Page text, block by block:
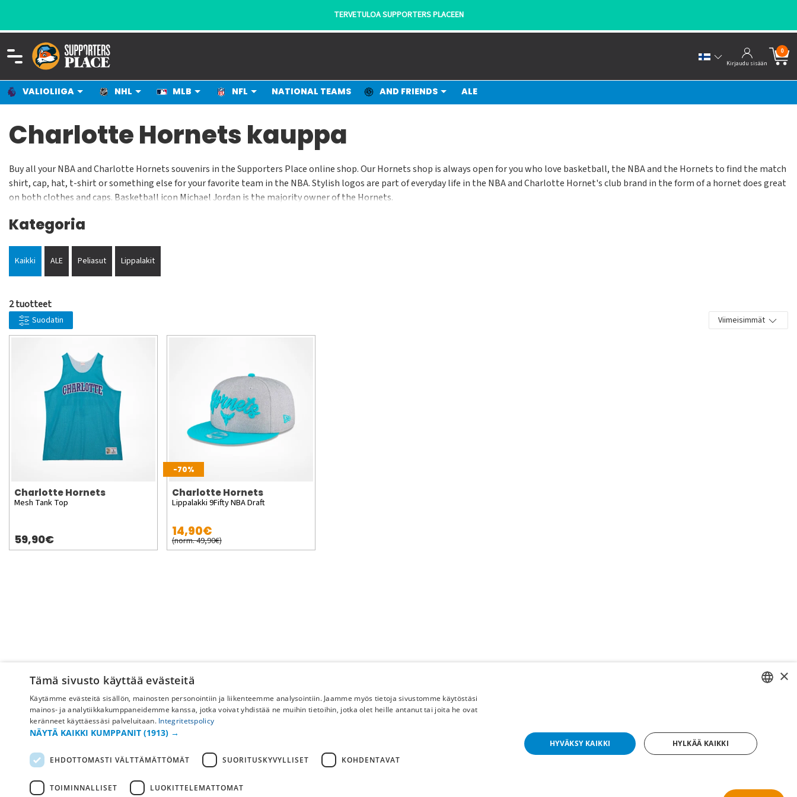
TERVETULOA SUPPORTERS PLACEEN
Kirjaudu sisään
0
VALIOLIIGA NHL MLB NFL NATIONAL TEAMS AND FRIENDS ALE
Charlotte Hornets kauppa
Buy all your NBA and Charlotte Hornets souvenirs in the Supporters Place online shop. Our Hornets shop is always open for you who love basketball, the NBA and the Hornets to find the match
shirt, cap, hat, t-shirt or something else for your favorite team in the NBA. Stylish logos are part of everyday life in the NBA and Charlotte Hornet's club brand in the form of a hornet does great
on both clothes and caps. Basketball icon Michael Jordan is the majority owner of the Hornets.
Kategoria
Kaikki ALE Peliasut Lippalakit
2 tuotteet
Suodatin Viimeisimmät
Charlotte Hornets
Mesh Tank Top
59,90€
-70%
Charlotte Hornets
Lippalakki 9Fifty NBA Draft
14,90€
(norm. 49,90€)
Pyydä apua
Ostoehdot
Palautus ja vaihto
Yritystiedot NO
×
Tämä sivusto käyttää evästeitä
Käytämme evästeitä sisällön, mainosten personointiin ja liikenteemme analysointiin. Jaamme myös tietoja sivustomme käytöstäsi
mainos- ja analytiikkakumppaneidemme kanssa, jotka voivat yhdistää ne muihin tietoihin, jotka olet heille antanut tai joita he ovat
keränneet käyttäessäsi palveluitaan. Integritetspolicy
NÄYTÄ KAIKKI KUMPPANIT (1913) →
EHDOTTOMASTI VÄLTTÄMÄTTÖMÄT SUORITUSKYVYLLISET KOHDENTAVAT
TOIMINNALLISET LUOKITTELEMATTOMAT
HYVÄKSY KAIKKI HYLKÄÄ KAIKKI